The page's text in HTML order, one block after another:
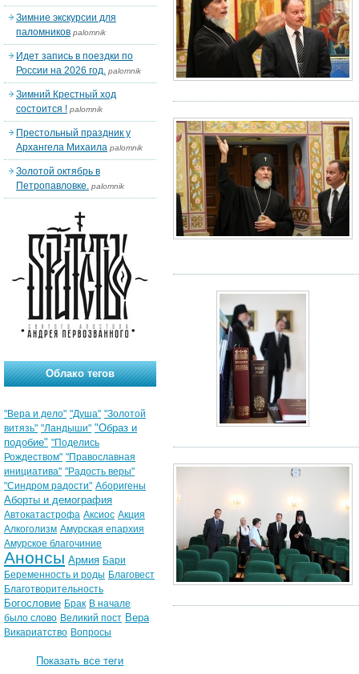
Зимние экскурсии для
паломников palomnik
Идет запись в поездки по
России на 2026 год. palomnik
Зимний Крестный ход
состоится ! palomnik
Престольный праздник у
Архангела Михаила palomnik
Золотой октябрь в
Петропавловке. palomnik
Облако тегов
"Вера и дело" "Душа" "Золотой
витязь" "Ландыши" "Образ и
подобие" "Поделись
Рождеством" "Православная
инициатива" "Радость веры"
"Синдром радости" Аборигены
Аборты и демография
Автокатастрофа Аксиос Акция
Алкоголизм Амурская епархия
Амурское благочиние
Анонсы Армия Бари
Беременность и роды Благовест
Благотворительность
Богословие Брак В начале
было слово Великий пост Вера
Викариатство Вопросы
Показать все теги